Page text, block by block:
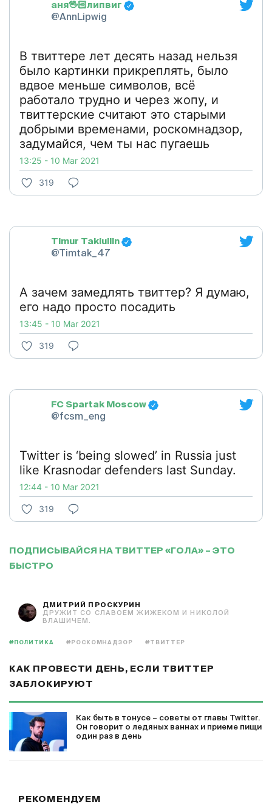
аня🖖🏻липвиг
@AnnLipwig
В твиттере лет десять назад нельзя
было картинки прикреплять, было
вдвое меньше символов, всё
работало трудно и через жопу, и
твиттерские считают это старыми
добрыми временами, роскомнадзор,
задумайся, чем ты нас пугаешь
13:25 - 10 Mar 2021
319
Timur Takiullin
@Timtak_47
А зачем замедлять твиттер? Я думаю,
его надо просто посадить
13:45 - 10 Mar 2021
319
FC Spartak Moscow
@fcsm_eng
Twitter is ‘being slowed’ in Russia just
like Krasnodar defenders last Sunday.
12:44 - 10 Mar 2021
319
ПОДПИСЫВАЙСЯ НА ТВИТТЕР «ГОЛА» – ЭТО
БЫСТРО
ДМИТРИЙ ПРОСКУРИН
ДРУЖИТ СО СЛАВОЕМ ЖИЖЕКОМ И НИКОЛОЙ
ВЛАШИЧЕМ.
#ПОЛИТИКА #РОСКОМНАДЗОР #ТВИТТЕР
КАК ПРОВЕСТИ ДЕНЬ, ЕСЛИ ТВИТТЕР
ЗАБЛОКИРУЮТ
Как быть в тонусе – советы от главы Twitter.
Он говорит о ледяных ваннах и приеме пищи
один раз в день
РЕКОМЕНДУЕМ